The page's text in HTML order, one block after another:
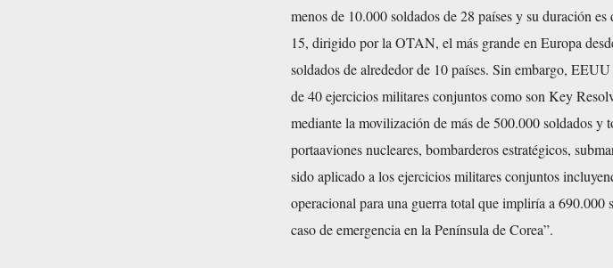
menos de 10.000 soldados de 28 países y su duración
15, dirigido por la OTAN, el más grande en Europa
soldados de alrededor de 10 países. Sin embargo,
de 40 ejercicios militares conjuntos como son Key
mediante la movilización de más de 500.000 soldados y
portaaviones nucleares, bombarderos estratégicos,
sido aplicado a los ejercicios militares conjuntos
operacional para una guerra total que impliría a 690.000
caso de emergencia en la Península de Corea”.